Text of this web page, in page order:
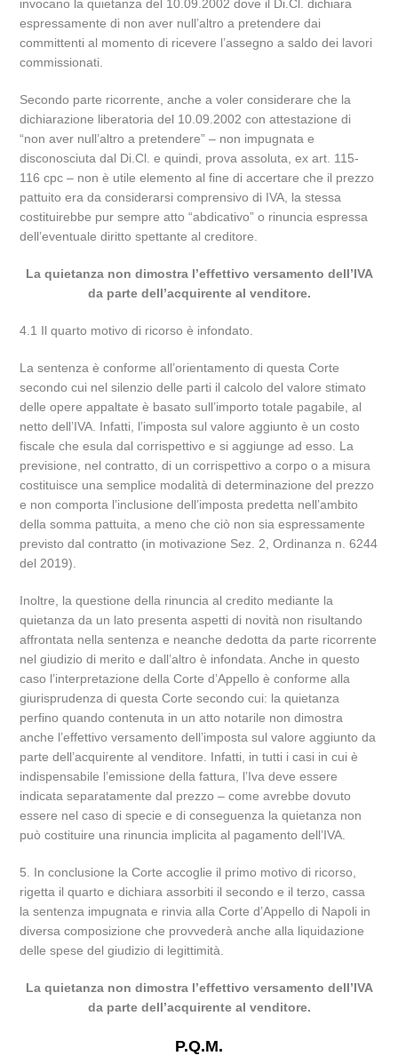
invocano la quietanza del 10.09.2002 dove il Di.Cl. dichiara
espressamente di non aver null’altro a pretendere dai
committenti al momento di ricevere l’assegno a saldo dei lavori
commissionati.
Secondo parte ricorrente, anche a voler considerare che la
dichiarazione liberatoria del 10.09.2002 con attestazione di
“non aver null’altro a pretendere” – non impugnata e
disconosciuta dal Di.Cl. e quindi, prova assoluta, ex art. 115-
116 cpc – non è utile elemento al fine di accertare che il prezzo
pattuito era da considerarsi comprensivo di IVA, la stessa
costituirebbe pur sempre atto “abdicativo” o rinuncia espressa
dell’eventuale diritto spettante al creditore.
La quietanza non dimostra l’effettivo versamento dell’IVA
da parte dell’acquirente al venditore.
4.1 Il quarto motivo di ricorso è infondato.
La sentenza è conforme all’orientamento di questa Corte
secondo cui nel silenzio delle parti il calcolo del valore stimato
delle opere appaltate è basato sull’importo totale pagabile, al
netto dell’IVA. Infatti, l’imposta sul valore aggiunto è un costo
fiscale che esula dal corrispettivo e si aggiunge ad esso. La
previsione, nel contratto, di un corrispettivo a corpo o a misura
costituisce una semplice modalità di determinazione del prezzo
e non comporta l’inclusione dell’imposta predetta nell’ambito
della somma pattuita, a meno che ciò non sia espressamente
previsto dal contratto (in motivazione Sez. 2, Ordinanza n. 6244
del 2019).
Inoltre, la questione della rinuncia al credito mediante la
quietanza da un lato presenta aspetti di novità non risultando
affrontata nella sentenza e neanche dedotta da parte ricorrente
nel giudizio di merito e dall’altro è infondata. Anche in questo
caso l’interpretazione della Corte d’Appello è conforme alla
giurisprudenza di questa Corte secondo cui: la quietanza
perfino quando contenuta in un atto notarile non dimostra
anche l’effettivo versamento dell’imposta sul valore aggiunto da
parte dell’acquirente al venditore. Infatti, in tutti i casi in cui è
indispensabile l’emissione della fattura, l’Iva deve essere
indicata separatamente dal prezzo – come avrebbe dovuto
essere nel caso di specie e di conseguenza la quietanza non
può costituire una rinuncia implicita al pagamento dell’IVA.
5. In conclusione la Corte accoglie il primo motivo di ricorso,
rigetta il quarto e dichiara assorbiti il secondo e il terzo, cassa
la sentenza impugnata e rinvia alla Corte d’Appello di Napoli in
diversa composizione che provvederà anche alla liquidazione
delle spese del giudizio di legittimità.
La quietanza non dimostra l’effettivo versamento dell’IVA
da parte dell’acquirente al venditore.
P.Q.M.